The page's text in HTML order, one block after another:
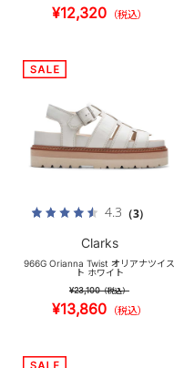
¥12,320 （税込）
4.3 （3）
Clarks
966G Orianna Twist オリアナツイス
ト ホワイト
¥23,100（税込）
¥13,860 （税込）